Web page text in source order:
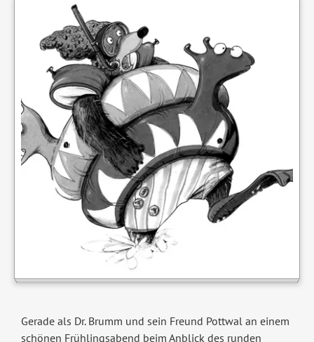
Gerade als Dr. Brumm und sein Freund Pottwal an einem
schönen Frühlingsabend beim Anblick des runden